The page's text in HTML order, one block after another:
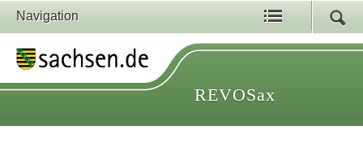
Navigation
REVOSax